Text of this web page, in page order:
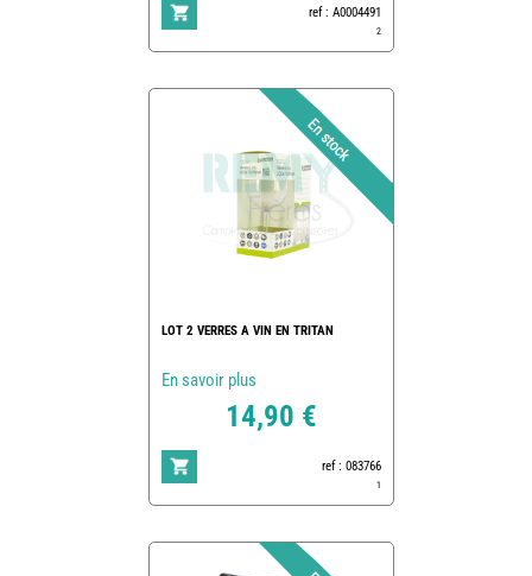
ref : A0004491
2
LOT 2 VERRES A VIN EN TRITAN
En savoir plus
14,90 €
ref : 083766
1